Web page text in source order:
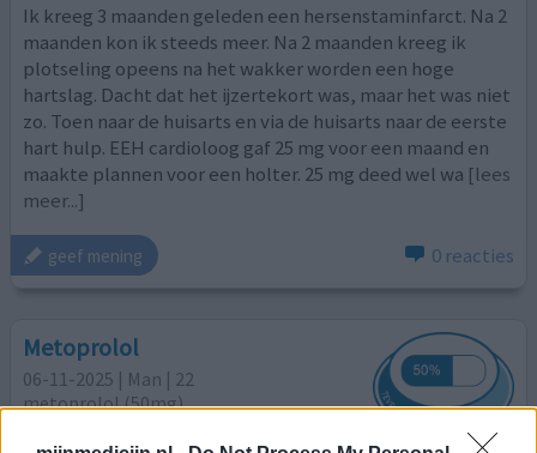
Ik kreeg 3 maanden geleden een hersenstaminfarct. Na 2
maanden kon ik steeds meer. Na 2 maanden kreeg ik
plotseling opeens na het wakker worden een hoge
hartslag. Dacht dat het ijzertekort was, maar het was niet
zo. Toen naar de huisarts en via de huisarts naar de eerste
hart hulp. EEH cardioloog gaf 25 mg voor een maand en
maakte plannen voor een holter. 25 mg deed wel wa [lees
meer...]
geef mening 0 reacties
Metoprolol
06-11-2025 | Man | 22
metoprolol (50mg)